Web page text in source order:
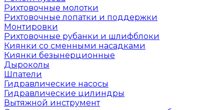
Рихтовочные молотки
Рихтовочные лопатки и поддержки
Монтировки
Рихтовочные рубанки и шлифблоки
Киянки со сменными насадками
Киянки безынерционные
Дыроколы
Шпатели
Гидравлические насосы
Гидравлические цилиндры
Вытяжной инструмент